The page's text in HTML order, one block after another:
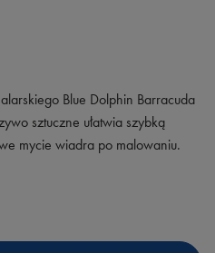
Blue Dolphin Barracuda
sztuczne ułatwia szybką
mycie wiadra po malowaniu.